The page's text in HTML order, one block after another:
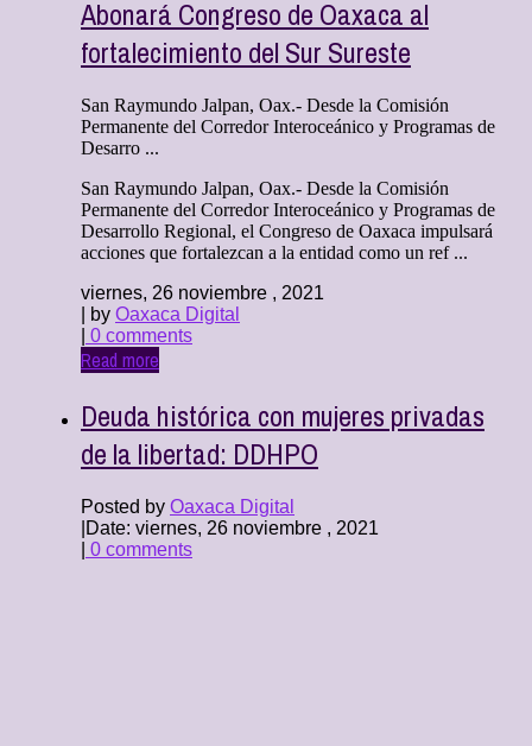
Abonará Congreso de Oaxaca al
fortalecimiento del Sur Sureste
San Raymundo Jalpan, Oax.- Desde la Comisión
Permanente del Corredor Interoceánico y Programas de
Desarro ...
San Raymundo Jalpan, Oax.- Desde la Comisión
Permanente del Corredor Interoceánico y Programas de
Desarrollo Regional, el Congreso de Oaxaca impulsará
acciones que fortalezcan a la entidad como un ref ...
viernes, 26 noviembre , 2021
| by Oaxaca Digital
0 comments
Read more
Deuda histórica con mujeres privadas
de la libertad: DDHPO
Posted by Oaxaca Digital
Date: viernes, 26 noviembre , 2021
0 comments